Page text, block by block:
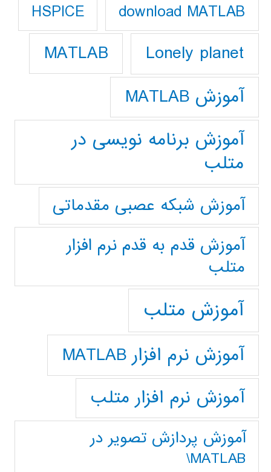
download MATLAB
HSPICE
Lonely planet
MATLAB
آموزش MATLAB
آموزش برنامه نویسی در
متلب
آموزش شبکه عصبی مقدماتی
آموزش قدم به قدم نرم افزار
متلب
آموزش متلب
آموزش نرم افزار MATLAB
آموزش نرم افزار متلب
آموزش پردازش تصوير در
MATLAB\